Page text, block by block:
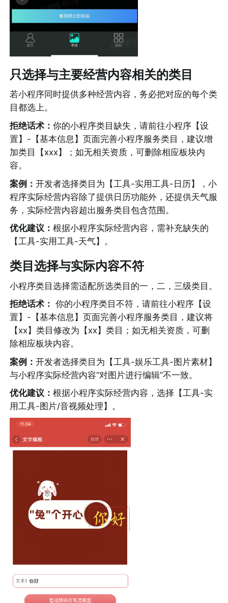
只选择与主要经营内容相关的类目
若小程序同时提供多种经营内容，务必把对应的每个类
目都选上。
拒绝话术：你的小程序类目缺失，请前往小程序【设
置】-【基本信息】页面完善小程序服务类目，建议增
加类目【xxx】；如无相关资质，可删除相应板块内
容。
案例：开发者选择类目为【工具-实用工具-日历】，小
程序实际经营内容除了提供日历功能外，还提供天气服
务，实际经营内容超出服务类目包含范围。
优化建议：根据小程序实际经营内容，需补充缺失的
【工具-实用工具-天气】。
类目选择与实际内容不符
小程序类目选择需适配所选类目的一，二，三级类目。
拒绝话术： 你的小程序类目不符，请前往小程序【设
置】-【基本信息】页面完善小程序服务类目，建议将
【xx】类目修改为【xx】类目；如无相关资质，可删
除相应板块内容。
案例：开发者选择类目为【工具-娱乐工具-图片素材】
与小程序实际经营内容“对图片进行编辑”不一致。
优化建议：根据小程序实际经营内容，选择【工具-实
用工具-图片/音视频处理】。